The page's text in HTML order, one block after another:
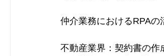
仲介業務におけるRPAの
不動産業界：契約書の作